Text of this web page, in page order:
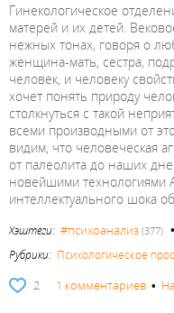
Гинекологическое
матерей и их детей.
нежных тонах, говоря о
женщина-мать, сестра,
человек, и человеку
хочет понять природу
столкнуться с такой
всеми производными от
видим, что человеческая
от палеолита до наших
новейшими технологиями
интеллектуального шока
Хэштеги: #психоанализ (377) •
Рубрики: Психологическое
2 1 комментариев •